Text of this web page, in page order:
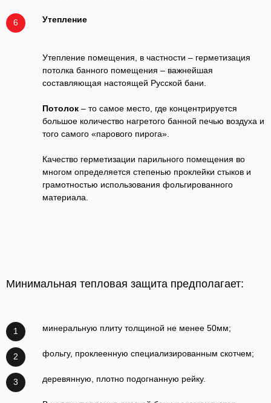
6 Утепление
Утепление помещения, в частности – герметизация
потолка банного помещения – важнейшая
составляющая настоящей Русской бани.
Потолок – то самое место, где концентрируется
большое количество нагретого банной печью воздуха и
того самого «парового пирога».
Качество герметизации парильного помещения во
многом определяется степенью проклейки стыков и
грамотностью использования фольгированного
материала.
Минимальная тепловая защита предполагает:
1 минеральную плиту толщиной не менее 50мм;
2 фольгу, проклеенную специализированным скотчем;
3 деревянную, плотно подогнанную рейку.